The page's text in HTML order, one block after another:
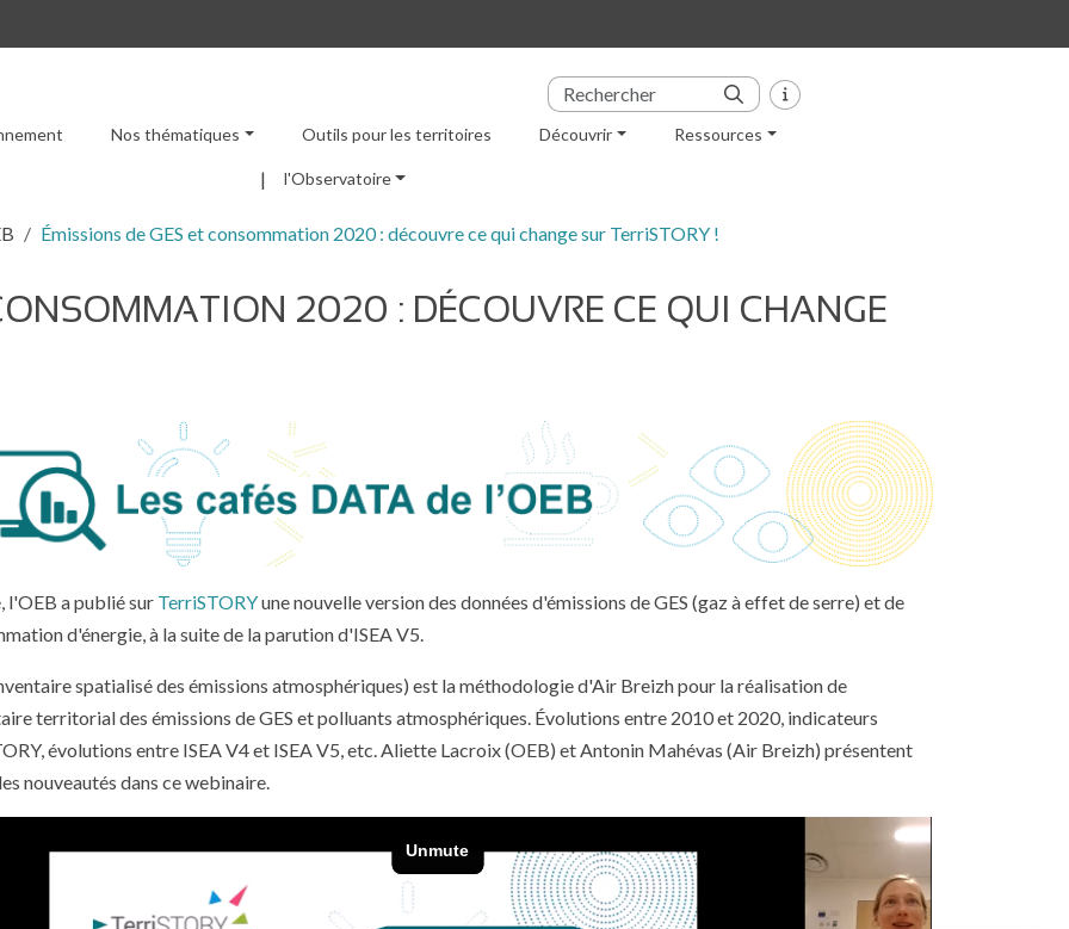
Menu principal
Nos thématiques Outils pour les territoires Découvrir Ressources
l'Observatoire
Émissions de GES et consommation 2020 : découvre ce qui change sur TerriSTORY !
2020 : DÉCOUVRE CE QUI CHANGE
l'OEB a publié sur TerriSTORYune nouvelle version des données d'émissions de GES (gaz à effet de serre) et de
d'énergie, à la suite de la parution d'ISEA V5.
spatialisé des émissions atmosphériques) est la méthodologie d'Air Breizh pour la réalisation de
territorial des émissions de GES et polluants atmosphériques. Évolutions entre 2010 et 2020, indicateurs
évolutions entre ISEA V4 et ISEA V5, etc. Aliette Lacroix (OEB) et Antonin Mahévas (Air Breizh) présentent
nouveautés dans ce webinaire.